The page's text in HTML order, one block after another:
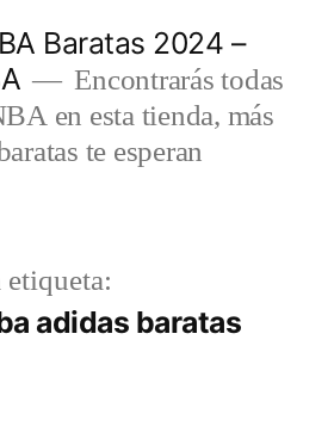
Baratas 2024 –
Encontrarás todas
en esta tienda, más
te esperan
adidas baratas